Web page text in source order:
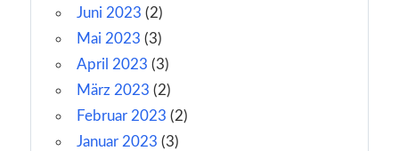
Juni 2023 (2)
Mai 2023 (3)
April 2023 (3)
März 2023 (2)
Februar 2023 (2)
Januar 2023 (3)